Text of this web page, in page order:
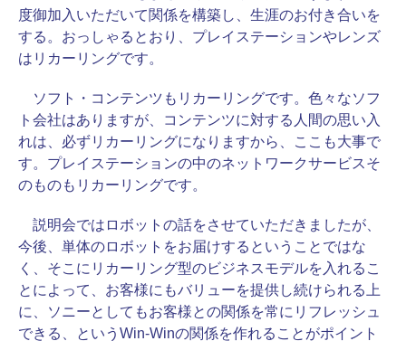
度御加入いただいて関係を構築し、生涯のお付き合いを
する。おっしゃるとおり、プレイステーションやレンズ
はリカーリングです。
ソフト・コンテンツもリカーリングです。色々なソフ
ト会社はありますが、コンテンツに対する人間の思い入
れは、必ずリカーリングになりますから、ここも大事で
す。プレイステーションの中のネットワークサービスそ
のものもリカーリングです。
説明会ではロボットの話をさせていただきましたが、
今後、単体のロボットをお届けするということではな
く、そこにリカーリング型のビジネスモデルを入れるこ
とによって、お客様にもバリューを提供し続けられる上
に、ソニーとしてもお客様との関係を常にリフレッシュ
できる、というWin-Winの関係を作れることがポイント